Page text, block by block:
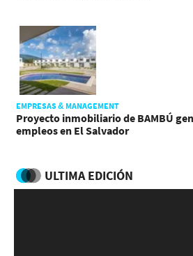
EMPRESAS & MANAGEMENT
Proyecto inmobiliario de BAMBÚ
empleos en El Salvador
ULTIMA EDICIÓN